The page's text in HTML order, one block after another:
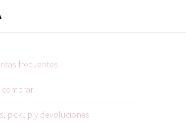
frecuentes
comprar
pickup y devoluciones